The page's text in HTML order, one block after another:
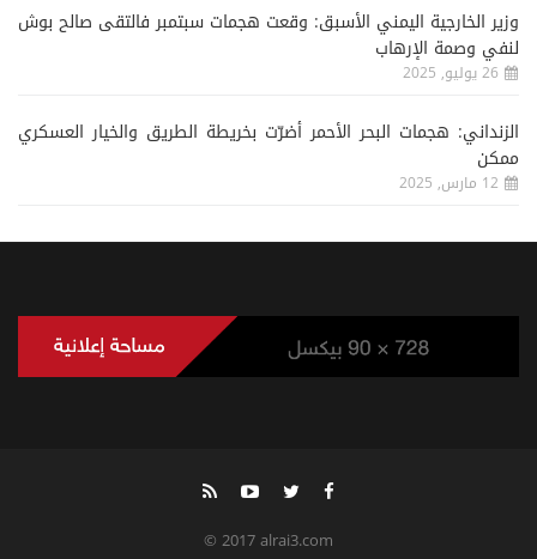
وزير الخارجية اليمني الأسبق: وقعت هجمات سبتمبر فالتقى صالح بوش
لنفي وصمة الإرهاب
26 يوليو, 2025
الزنداني: هجمات البحر الأحمر أضرّت بخريطة الطريق والخيار العسكري
ممكن
12 مارس, 2025
© 2017 alrai3.com